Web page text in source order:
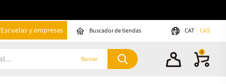
Escuelas y empresas Buscador de tiendas CAT CAS
Borrar
0